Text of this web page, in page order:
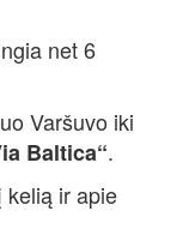
net 6
Varšuvo iki
Baltica“.
kelią ir apie